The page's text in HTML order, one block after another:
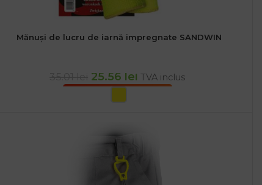
Mănuși de lucru de iarnă impregnate SANDWIN
25.56 lei TVA inclus